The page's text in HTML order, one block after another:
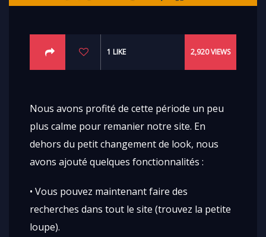
1 LIKE 2,920VIEWS
Nous avons profité de cette période un peu
plus calme pour remanier notre site. En
dehors du petit changement de look, nous
avons ajouté quelques fonctionnalités :
• Vous pouvez maintenant faire des
recherches dans tout le site (trouvez la petite
loupe).